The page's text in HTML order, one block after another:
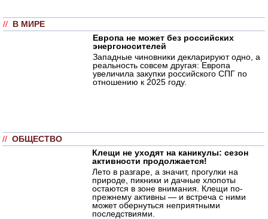
// В МИРЕ
Европа не может без российских
энергоносителей
Западные чиновники декларируют одно, а
реальность совсем другая: Европа
увеличила закупки российского СПГ по
отношению к 2025 году.
// ОБЩЕСТВО
Клещи не уходят на каникулы: сезон
активности продолжается!
Лето в разгаре, а значит, прогулки на
природе, пикники и дачные хлопоты
остаются в зоне внимания. Клещи по-
прежнему активны — и встреча с ними
может обернуться неприятными
последствиями.